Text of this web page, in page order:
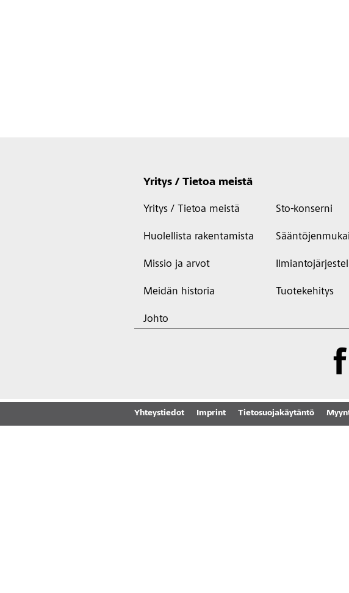
Yritys / Tietoa meistä
Yritys / Tietoa meistä
Huolellista rakentamista
Missio ja arvot
Meidän historia
Johto
Sto-konserni
Tuotekehitys
Yhteystiedot Imprint Tietosuojakäytäntö